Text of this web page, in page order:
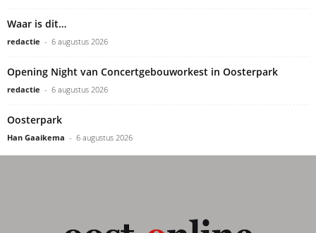
Waar is dit…
redactie - 6 augustus 2026
Opening Night van Concertgebouworkest in Oosterpark
redactie - 6 augustus 2026
Oosterpark
Han Gaaikema - 6 augustus 2026